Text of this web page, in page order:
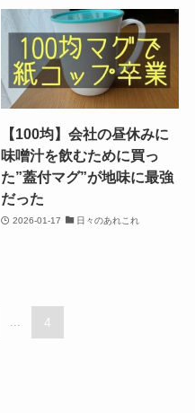
【100均】会社の昼休みに
味噌汁を飲むために買っ
た”蓋付マグ”が地味に最強
だった
2026-01-17 日々のあれこれ
4